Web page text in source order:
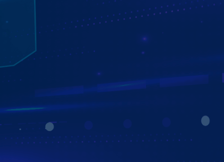
MÀN HÌNH ZESTECH ZX10+ BẢN CAO CẤP
THÔNG MINH - TIỆN ÍCH - AN TOÀN
Màn hình Zestech ZX10+ Bản Cao Cấp mang đến trải
nghiệm thông minh, tiện ích, an toàn cho mọi hành trình:
- Công nghệ AI Double: Tắt máy ghi hình - Xem trực
tuyến từ xa qua smartphone.